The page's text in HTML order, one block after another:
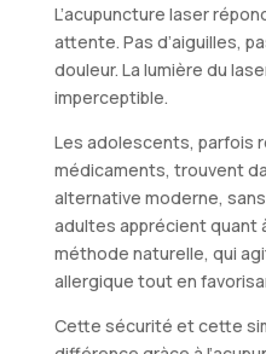
L’acupuncture laser
attente. Pas d’aiguilles,
douleur. La lumière du
imperceptible.
Les adolescents, parfois
médicaments, trouvent
alternative moderne,
adultes apprécient quant
méthode naturelle, qui
allergique tout en
Cette sécurité et cette